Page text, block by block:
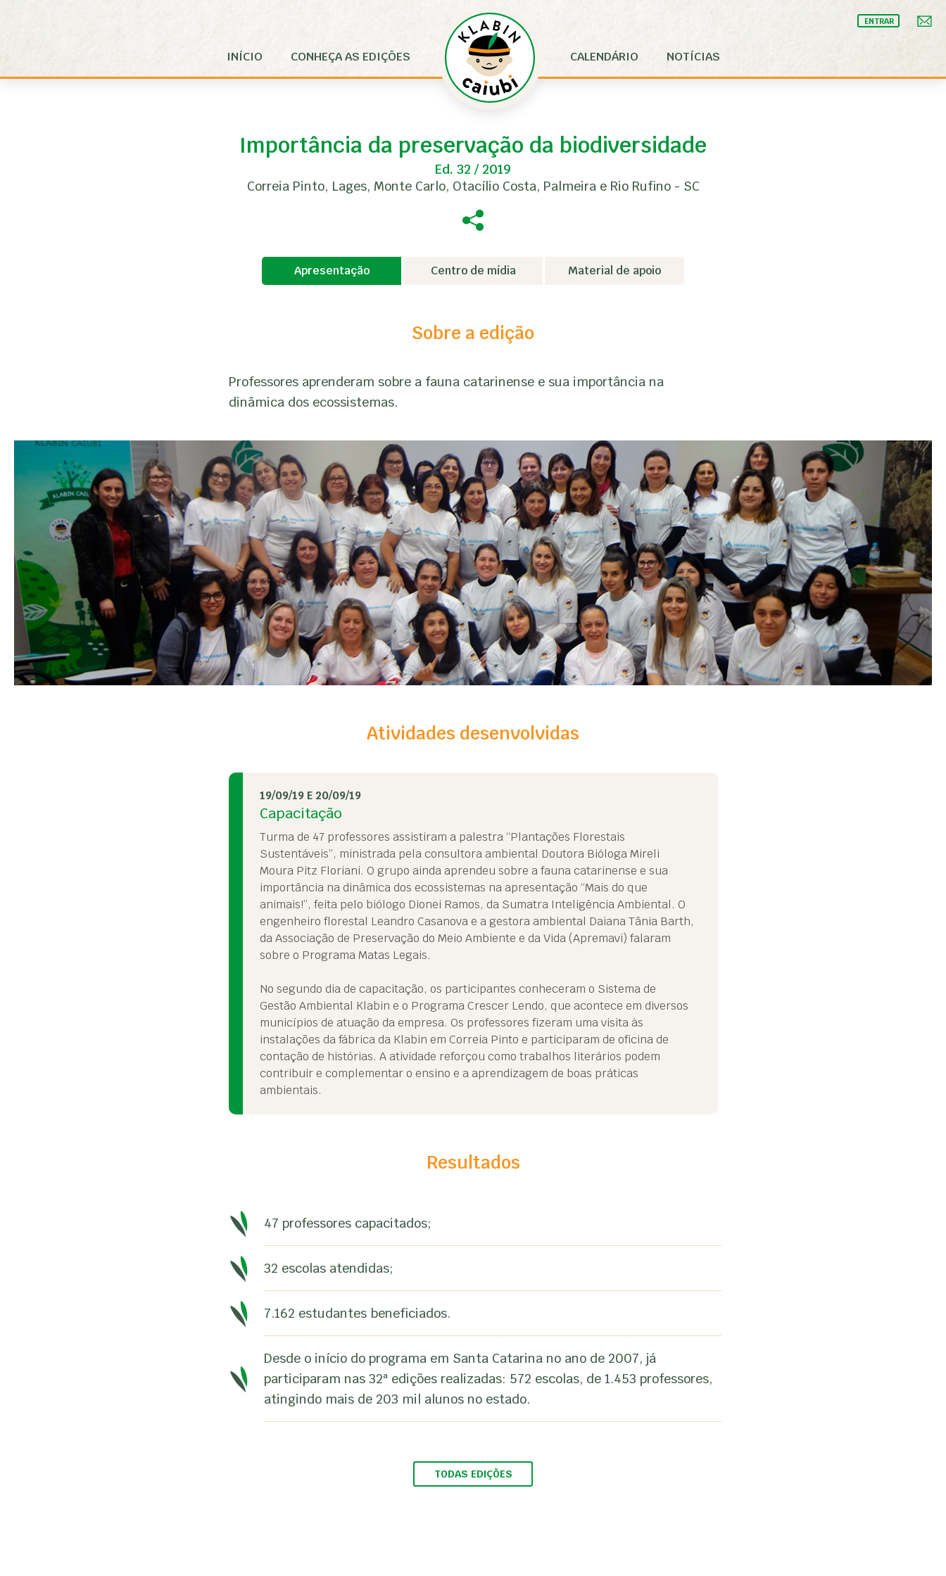
ENTRAR
INÍCIO CONHEÇA AS EDIÇÕES CALENDÁRIO NOTÍCIAS
Importância da preservação da biodiversidade
Ed. 32 / 2019
Correia Pinto, Lages, Monte Carlo, Otacílio Costa, Palmeira e Rio Rufino - SC
Apresentação Centro de mídia Material de apoio
Sobre a edição
Professores aprenderam sobre a fauna catarinense e sua importância na
dinâmica dos ecossistemas.
Atividades desenvolvidas
19/09/19 E 20/09/19
Capacitação
Turma de 47 professores assistiram a palestra “Plantações Florestais
Sustentáveis”, ministrada pela consultora ambiental Doutora Bióloga Mireli
Moura Pitz Floriani. O grupo ainda aprendeu sobre a fauna catarinense e sua
importância na dinâmica dos ecossistemas na apresentação “Mais do que
animais!”, feita pelo biólogo Dionei Ramos, da Sumatra Inteligência Ambiental. O
engenheiro florestal Leandro Casanova e a gestora ambiental Daiana Tânia Barth,
da Associação de Preservação do Meio Ambiente e da Vida (Apremavi) falaram
sobre o Programa Matas Legais.
No segundo dia de capacitação, os participantes conheceram o Sistema de
Gestão Ambiental Klabin e o Programa Crescer Lendo, que acontece em diversos
municípios de atuação da empresa. Os professores fizeram uma visita às
instalações da fábrica da Klabin em Correia Pinto e participaram de oficina de
contação de histórias. A atividade reforçou como trabalhos literários podem
contribuir e complementar o ensino e a aprendizagem de boas práticas
ambientais.
Resultados
47 professores capacitados;
32 escolas atendidas;
7.162 estudantes beneficiados.
Desde o início do programa em Santa Catarina no ano de 2007, já
participaram nas 32ª edições realizadas: 572 escolas, de 1.453 professores,
atingindo mais de 203 mil alunos no estado.
TODAS EDIÇÕES